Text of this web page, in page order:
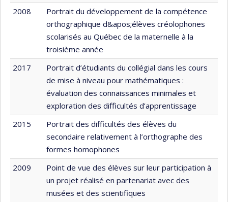
2008
Portrait du développement de la compétence
orthographique d&apos;élèves créolophones
scolarisés au Québec de la maternelle à la
troisième année
2017
Portrait d’étudiants du collégial dans les cours
de mise à niveau pour mathématiques :
évaluation des connaissances minimales et
exploration des difficultés d’apprentissage
2015
Portrait des difficultés des élèves du
secondaire relativement à l’orthographe des
formes homophones
2009
Point de vue des élèves sur leur participation à
un projet réalisé en partenariat avec des
musées et des scientifiques